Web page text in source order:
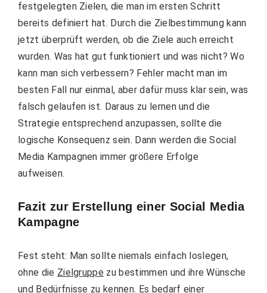
festgelegten Zielen, die man im ersten Schritt
bereits definiert hat. Durch die Zielbestimmung kann
jetzt überprüft werden, ob die Ziele auch erreicht
wurden. Was hat gut funktioniert und was nicht? Wo
kann man sich verbessern? Fehler macht man im
besten Fall nur einmal, aber dafür muss klar sein, was
falsch gelaufen ist. Daraus zu lernen und die
Strategie entsprechend anzupassen, sollte die
logische Konsequenz sein. Dann werden die Social
Media Kampagnen immer größere Erfolge
aufweisen.
Fazit zur Erstellung einer Social Media
Kampagne
Fest steht: Man sollte niemals einfach loslegen,
ohne die Zielgruppe zu bestimmen und ihre Wünsche
und Bedürfnisse zu kennen. Es bedarf einer